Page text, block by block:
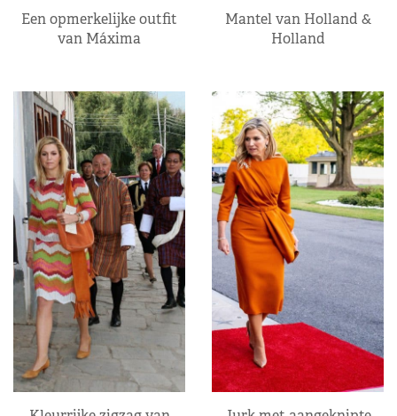
Een opmerkelijke outfit
van Máxima
Mantel van Holland &
Holland